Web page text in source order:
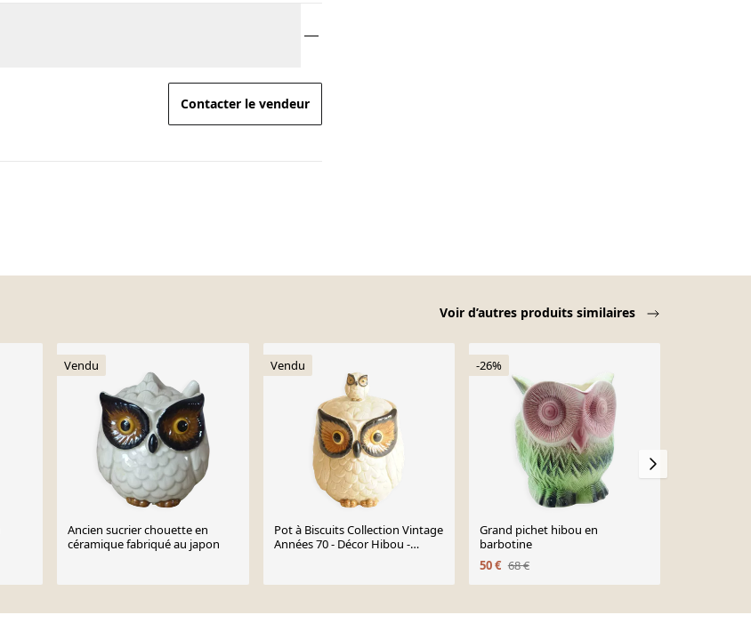
Contacter le vendeur
Voir d’autres produits similaires
Vendu
Ancien sucrier chouette en
céramique fabriqué au japon
Vendu
Pot à Biscuits Collection Vintage
Années 70 - Décor Hibou -
-26%
Grand pichet hibou en
barbotine
50 € 68 €